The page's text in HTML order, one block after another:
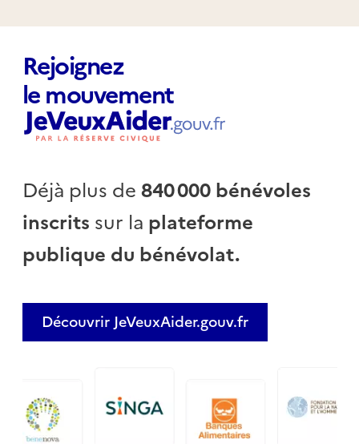
Rejoignez
le mouvement
Déjà plus de840 000 bénévoles
inscrits sur la plateforme
publique du bénévolat.
Découvrir JeVeuxAider.gouv.fr